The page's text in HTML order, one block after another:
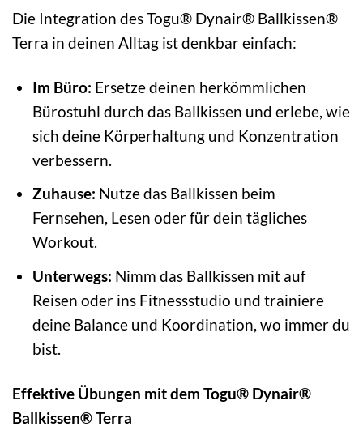
Die Integration des Togu® Dynair® Ballkissen®
Terra in deinen Alltag ist denkbar einfach:
Im Büro: Ersetze deinen herkömmlichen
Bürostuhl durch das Ballkissen und erlebe, wie
sich deine Körperhaltung und Konzentration
verbessern.
Zuhause: Nutze das Ballkissen beim
Fernsehen, Lesen oder für dein tägliches
Workout.
Unterwegs: Nimm das Ballkissen mit auf
Reisen oder ins Fitnessstudio und trainiere
deine Balance und Koordination, wo immer du
bist.
Effektive Übungen mit dem Togu® Dynair®
Ballkissen® Terra